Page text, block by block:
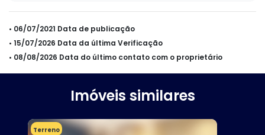
• 06/07/2021 Data de publicação
• 15/07/2026 Data da última Verificação
• 08/08/2026 Data do último contato com o proprietário
Imóveis similares
Terreno